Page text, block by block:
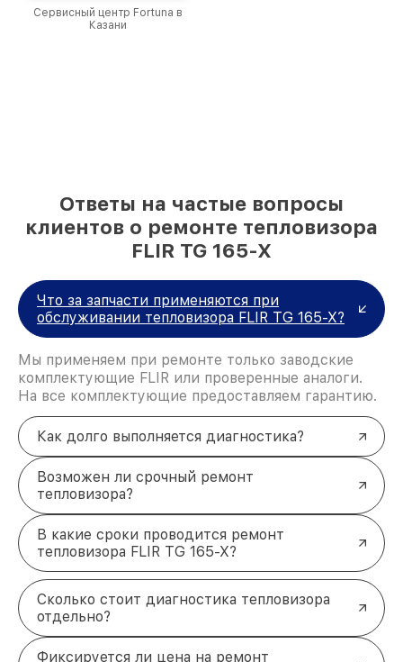
Сервисный центр Fortuna в
Казани
Ответы на частые вопросы
клиентов о ремонте тепловизора
FLIR TG 165-X
Что за запчасти применяются при
обслуживании тепловизора FLIR TG 165-X?
Мы применяем при ремонте только заводские
комплектующие FLIR или проверенные аналоги.
На все комплектующие предоставляем гарантию.
Как долго выполняется диагностика?
Возможен ли срочный ремонт
тепловизора?
В какие сроки проводится ремонт
тепловизора FLIR TG 165-X?
Сколько стоит диагностика тепловизора
отдельно?
Фиксируется ли цена на ремонт